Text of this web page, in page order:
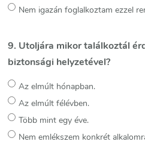
Nem igazán foglalkoztam ezzel
9. Utoljára mikor találkoztál
biztonsági helyzetével?
Az elmúlt hónapban.
Az elmúlt félévben.
Több mint egy éve.
Nem emlékszem konkrét